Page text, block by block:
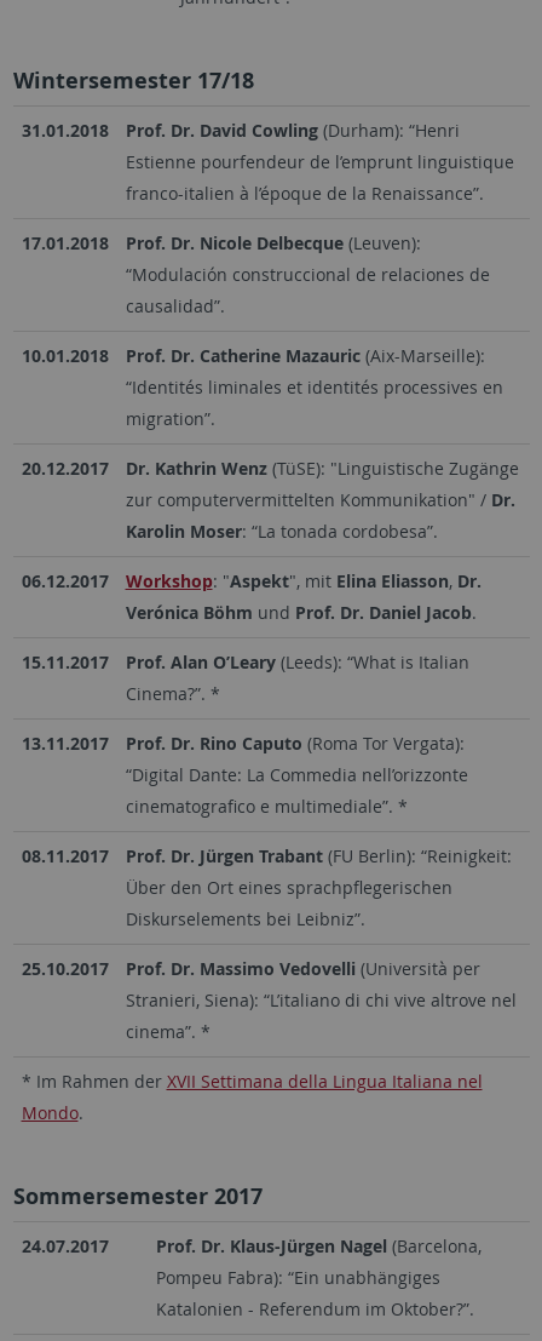
Wintersemester 17/18
31.01.2018 Prof. Dr. David Cowling(Durham): “Henri
Estienne pourfendeur de l’emprunt linguistique
franco-italien à l’époque de la Renaissance”.
17.01.2018 Prof. Dr. Nicole Delbecque(Leuven):
“Modulación construccional de relaciones de
causalidad”.
10.01.2018 Prof. Dr. Catherine Mazauric (Aix-Marseille):
“Identités liminales et identités processives en
migration”.
20.12.2017 Dr. Kathrin Wenz(TüSE): "Linguistische Zugänge
zur computervermittelten Kommunikation" / Dr.
Karolin Moser: “La tonada cordobesa”.
06.12.2017 Workshop: "Aspekt", mit Elina Eliasson, Dr.
Verónica Böhm und Prof. Dr. Daniel Jacob.
15.11.2017 Prof. Alan O’Leary(Leeds): “What is Italian
Cinema?”. *
13.11.2017 Prof. Dr. Rino Caputo (Roma Tor Vergata):
“Digital Dante: La Commedia nell’orizzonte
cinematografico e multimediale”. *
08.11.2017 Prof. Dr. Jürgen Trabant(FU Berlin): “Reinigkeit:
Über den Ort eines sprachpflegerischen
Diskurselements bei Leibniz”.
25.10.2017 Prof. Dr. Massimo Vedovelli (Università per
Stranieri, Siena): “L’italiano di chi vive altrove nel
cinema”. *
* Im Rahmen der XVII Settimana della Lingua Italiana nel
Mondo.
Sommersemester 2017
24.07.2017 Prof. Dr. Klaus-Jürgen Nagel (Barcelona,
Pompeu Fabra): “Ein unabhängiges
Katalonien - Referendum im Oktober?”.